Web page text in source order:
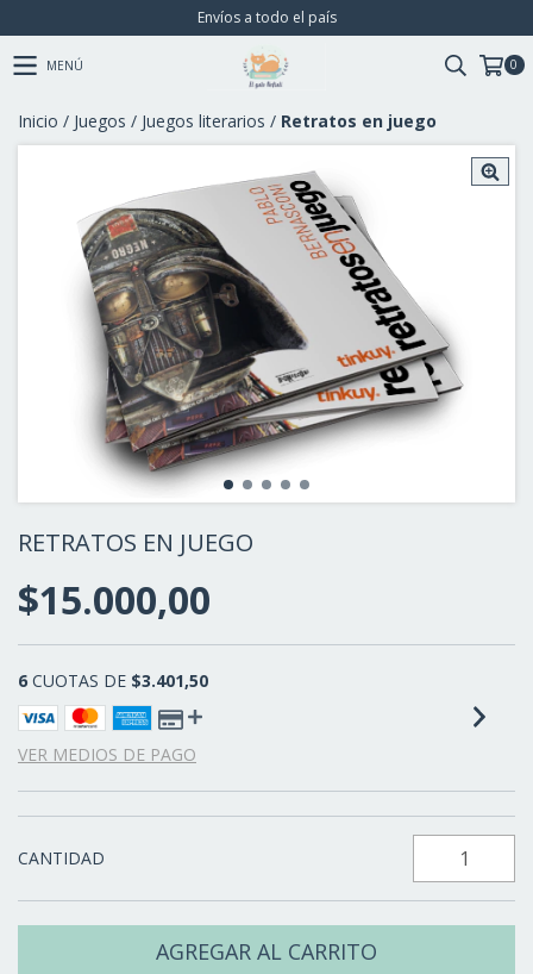
Envíos a todo el país
MENÚ 0
Inicio / Juegos / Juegos literarios / Retratos en juego
RETRATOS EN JUEGO
$15.000,00
6 CUOTAS DE $3.401,50
VER MEDIOS DE PAGO
CANTIDAD